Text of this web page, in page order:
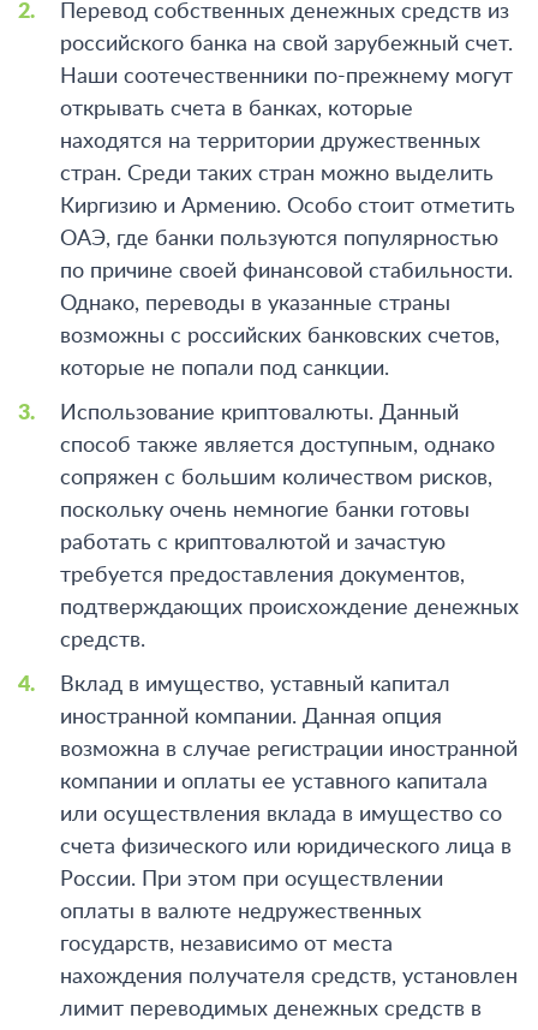
Перевод собственных денежных средств из
российского банка на свой зарубежный счет.
Наши соотечественники по-прежнему могут
открывать счета в банках, которые
находятся на территории дружественных
стран. Среди таких стран можно выделить
Киргизию и Армению. Особо стоит отметить
ОАЭ, где банки пользуются популярностью
по причине своей финансовой стабильности.
Однако, переводы в указанные страны
возможны с российских банковских счетов,
которые не попали под санкции.
Использование криптовалюты. Данный
способ также является доступным, однако
сопряжен с большим количеством рисков,
поскольку очень немногие банки готовы
работать с криптовалютой и зачастую
требуется предоставления документов,
подтверждающих происхождение денежных
средств.
Вклад в имущество, уставный капитал
иностранной компании. Данная опция
возможна в случае регистрации иностранной
компании и оплаты ее уставного капитала
или осуществления вклада в имущество со
счета физического или юридического лица в
России. При этом при осуществлении
оплаты в валюте недружественных
государств, независимо от места
нахождения получателя средств, установлен
лимит переводимых денежных средств в